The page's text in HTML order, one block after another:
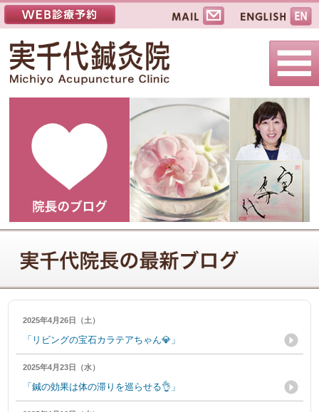
2025年4月26日（土）
「リビングの宝石カラテアちゃん💎」
2025年4月23日（水）
「鍼の効果は体の滞りを巡らせる👌」